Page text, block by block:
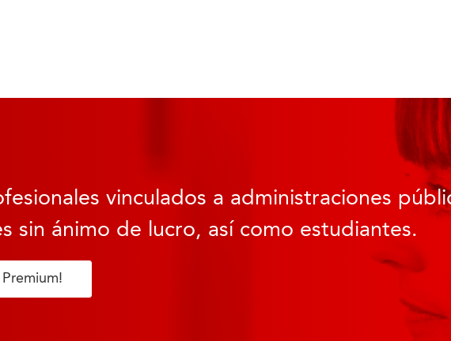
vinculados a administraciones
sin ánimo de lucro, así como estudiantes.